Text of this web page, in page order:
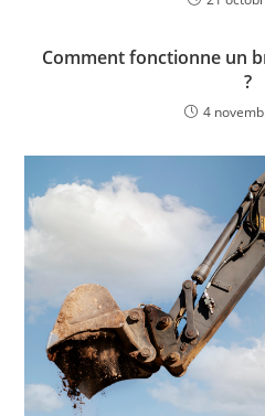
Comment fonctionne un
?
4